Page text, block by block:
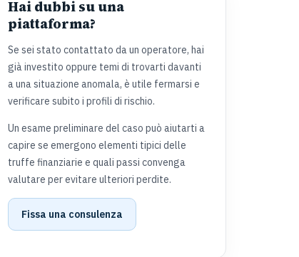
Hai dubbi su una
piattaforma?
Se sei stato contattato da un operatore, hai
già investito oppure temi di trovarti davanti
a una situazione anomala, è utile fermarsi e
verificare subito i profili di rischio.
Un esame preliminare del caso può aiutarti a
capire se emergono elementi tipici delle
truffe finanziarie e quali passi convenga
valutare per evitare ulteriori perdite.
Fissa una consulenza